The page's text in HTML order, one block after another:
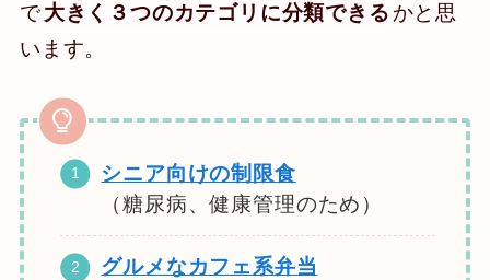
で大きく３つのカテゴリに分類できる かと思
います。
シニア向けの制限食
（糖尿病、健康管理のため）
グルメなカフェ系弁当